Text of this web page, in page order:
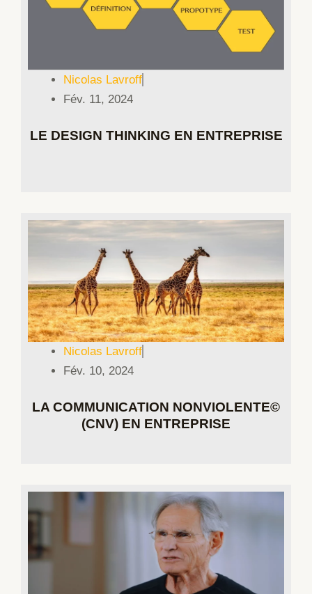
Nicolas Lavroff
Fév. 11, 2024
LE DESIGN THINKING EN ENTREPRISE
Nicolas Lavroff
Fév. 10, 2024
LA COMMUNICATION NONVIOLENTE©
(CNV) EN ENTREPRISE